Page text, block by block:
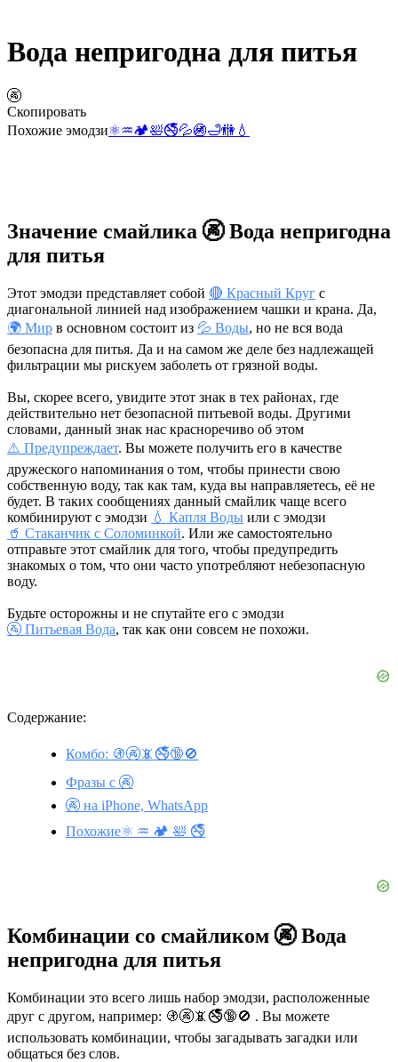
Вода непригодна для питья
🚱
Скопировать
Похожие эмодзи⚛️♒🏕️🛀🚭💦🚳🛁🚻 💧
Значение смайлика 🚱 Вода непригодна
для питья
Этот эмодзи представляет собой 🔴 Красный Круг с
диагональной линией над изображением чашки и крана. Да,
🌍 Мир в основном состоит из 💦 Воды, но не вся вода
безопасна для питья. Да и на самом же деле без надлежащей
фильтрации мы рискуем заболеть от грязной воды.
Вы, скорее всего, увидите этот знак в тех районах, где
действительно нет безопасной питьевой воды. Другими
словами, данный знак нас красноречиво об этом
⚠️ Предупреждает. Вы можете получить его в качестве
дружеского напоминания о том, чтобы принести свою
собственную воду, так как там, куда вы направляетесь, её не
будет. В таких сообщениях данный смайлик чаще всего
комбинируют с эмодзи 💧 Капля Воды или с эмодзи
🥤 Стаканчик с Соломинкой. Или же самостоятельно
отправьте этот смайлик для того, чтобы предупредить
знакомых о том, что они часто употребляют небезопасную
воду.
Будьте осторожны и не спутайте его с эмодзи
🚰 Питьевая Вода, так как они совсем не похожи.
Содержание:
Комбо: 🚯🚱📵🚭🔞🚫
Фразы с 🚱
🚱 на iPhone, WhatsApp
Похожие⚛️ ♒ 🏕️ 🛀 🚭
Комбинации со смайликом 🚱 Вода
непригодна для питья
Комбинации это всего лишь набор эмодзи, расположенные
друг с другом, например: 🚯🚱📵🚭🔞🚫 . Вы можете
использовать комбинации, чтобы загадывать загадки или
общаться без слов.